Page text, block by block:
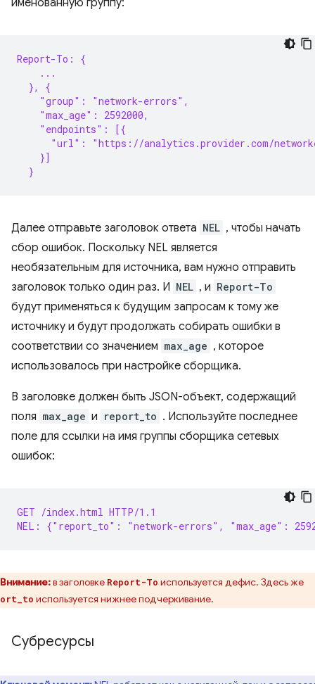
именованную группу:
Report-To: {
    ...
  }, {
    "group": "network-errors",
    "max_age": 2592000,
    "endpoints": [{
"url": "https://analytics.provider.com/
    }]
  }
Далее отправьте заголовок ответа NEL , чтобы начать
сбор ошибок. Поскольку NEL является
необязательным для источника, вам нужно отправить
заголовок только один раз. И NEL , и Report-To
будут применяться к будущим запросам к тому же
источнику и будут продолжать собирать ошибки в
соответствии со значением max_age , которое
использовалось при настройке сборщика.
В заголовке должен быть JSON-объект, содержащий
поля max_age и report_to . Используйте последнее
поле для ссылки на имя группы сборщика сетевых
ошибок:
GET /index.html HTTP/1.1
NEL: {"report_to": "network-errors", "max_age":
Внимание:в заголовке Report-To используется дефис. Здесь же
используется нижнее подчеркивание.
Субресурсы